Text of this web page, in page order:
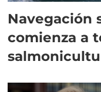
Navegación
comienza a